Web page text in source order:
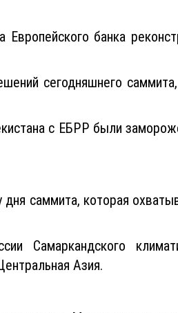
банка
сегодняшнего
с ЕБРР были
саммита, которая
Самаркандского
Азия.